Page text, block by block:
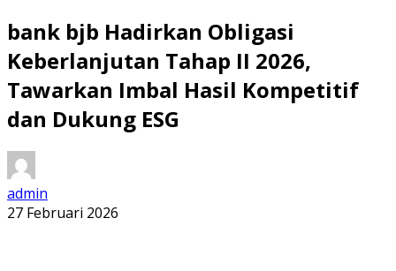
bank bjb Hadirkan Obligasi
Keberlanjutan Tahap II 2026,
Tawarkan Imbal Hasil Kompetitif
dan Dukung ESG
admin
27 Februari 2026